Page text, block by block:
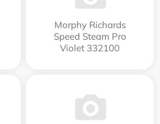
Morphy Richards
Speed Steam Pro
Violet 332100